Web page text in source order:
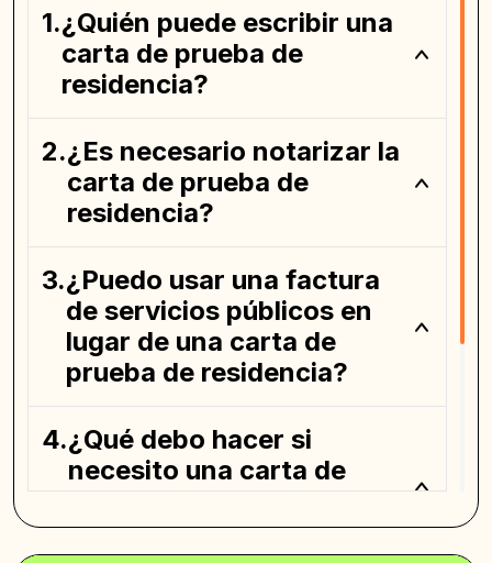
¿Quién puede escribir una
carta de prueba de
residencia?
¿Es necesario notarizar la
carta de prueba de
residencia?
¿Puedo usar una factura
de servicios públicos en
lugar de una carta de
prueba de residencia?
¿Qué debo hacer si
necesito una carta de
prueba de residencia de
otra persona?